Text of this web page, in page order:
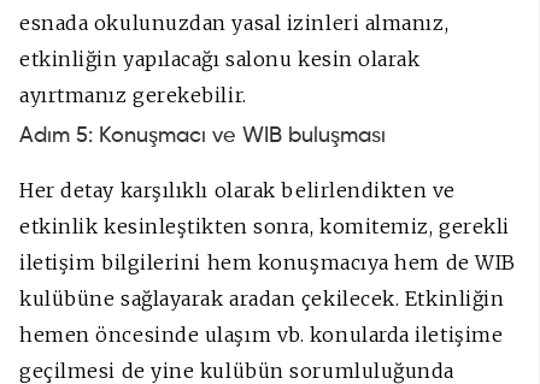
esnada okulunuzdan yasal izinleri almanız,
etkinliğin yapılacağı salonu kesin olarak
ayırtmanız gerekebilir.
Adım 5: Konuşmacı ve WIB buluşması
Her detay karşılıklı olarak belirlendikten ve
etkinlik kesinleştikten sonra, komitemiz, gerekli
iletişim bilgilerini hem konuşmacıya hem de WIB
kulübüne sağlayarak aradan çekilecek. Etkinliğin
hemen öncesinde ulaşım vb. konularda iletişime
geçilmesi de yine kulübün sorumluluğunda